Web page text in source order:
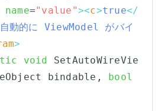
name="value"><c>true</
自動的に ViewModel がバイ
>
void SetAutoWireVie
bindable, bool